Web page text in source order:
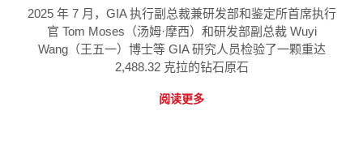
2025 年 7 月，GIA 执行副总裁兼研发部和鉴定所首席执行
官 Tom Moses（汤姆·摩西）和研发部副总裁 Wuyi
Wang（王五一）博士等 GIA 研究人员检验了一颗重达
2,488.32 克拉的钻石原石
阅读更多